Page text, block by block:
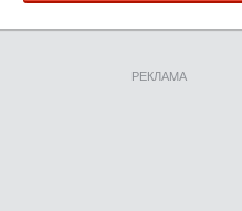
РЕКЛАМА